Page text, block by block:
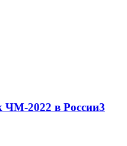
ЧМ-2022 в России3